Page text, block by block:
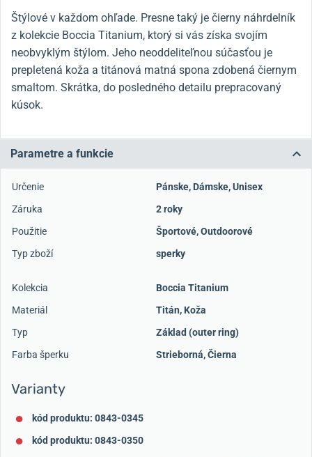
Štýlové v každom ohľade. Presne taký je čierny náhrdelník
z kolekcie Boccia Titanium, ktorý si vás získa svojím
neobvyklým štýlom. Jeho neoddeliteľnou súčasťou je
prepletená koža a titánová matná spona zdobená čiernym
smaltom. Skrátka, do posledného detailu prepracovaný
kúsok.
Parametre a funkcie
Určenie Pánske, Dámske,Unisex
Záruka
2 roky
Použitie
Športové,Outdoorové
Typ zboží
sperky
Kolekcia
Boccia Titanium
Materiál
Titán, Koža
Typ
Základ (outer ring)
Farba šperku
Strieborná,Čierna
Varianty
kód produktu: 0843-0345
kód produktu: 0843-0350